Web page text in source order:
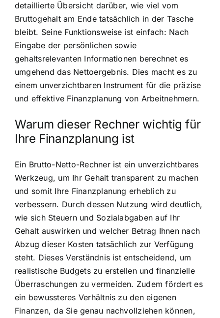
detaillierte Übersicht darüber, wie viel vom
Bruttogehalt am Ende tatsächlich in der Tasche
bleibt. Seine Funktionsweise ist einfach: Nach
Eingabe der persönlichen sowie
gehaltsrelevanten Informationen berechnet es
umgehend das Nettoergebnis. Dies macht es zu
einem unverzichtbaren Instrument für die präzise
und effektive Finanzplanung von Arbeitnehmern.
Warum dieser Rechner wichtig für
Ihre Finanzplanung ist
Ein Brutto-Netto-Rechner ist ein unverzichtbares
Werkzeug, um Ihr Gehalt transparent zu machen
und somit Ihre Finanzplanung erheblich zu
verbessern. Durch dessen Nutzung wird deutlich,
wie sich Steuern und Sozialabgaben auf Ihr
Gehalt auswirken und welcher Betrag Ihnen nach
Abzug dieser Kosten tatsächlich zur Verfügung
steht. Dieses Verständnis ist entscheidend, um
realistische Budgets zu erstellen und finanzielle
Überraschungen zu vermeiden. Zudem fördert es
ein bewussteres Verhältnis zu den eigenen
Finanzen, da Sie genau nachvollziehen können,